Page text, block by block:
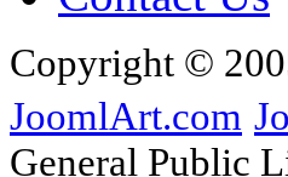
Copyright ©
JoomlArt.com
General Public